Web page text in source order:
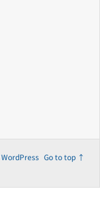
Go to top ↑
WordPress